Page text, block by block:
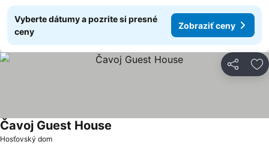
Vyberte dátumy a pozrite si presné
ceny
Zobraziť ceny
Zdieľať
Hosťovský dom
Čavoj Guest House